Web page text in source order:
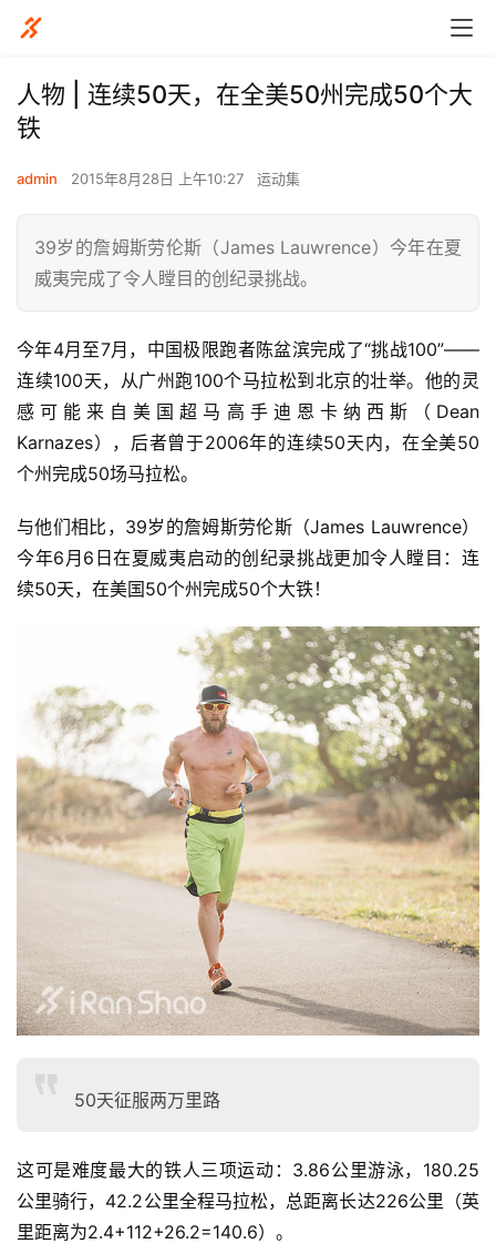
人物 | 连续50天，在全美50州完成50个大
铁
admin 2015年8月28日 上午10:27 运动集
39岁的詹姆斯劳伦斯（James Lauwrence）今年在夏
威夷完成了令人瞠目的创纪录挑战。
今年4月至7月，中国极限跑者陈盆滨完成了“挑战100”——
连续100天，从广州跑100个马拉松到北京的壮举。他的灵
感可能来自美国超马高手迪恩卡纳西斯（Dean
Karnazes），后者曾于2006年的连续50天内，在全美50
个州完成50场马拉松。
与他们相比，39岁的詹姆斯劳伦斯（James Lauwrence）
今年6月6日在夏威夷启动的创纪录挑战更加令人瞠目：连
续50天，在美国50个州完成50个大铁！
50天征服两万里路
这可是难度最大的铁人三项运动：3.86公里游泳，180.25
公里骑行，42.2公里全程马拉松，总距离长达226公里（英
里距离为2.4+112+26.2=140.6）。